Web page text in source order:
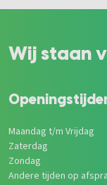
Wij staan
Maandag t/m Vrijdag
Zaterdag
Zondag
Andere tijden op